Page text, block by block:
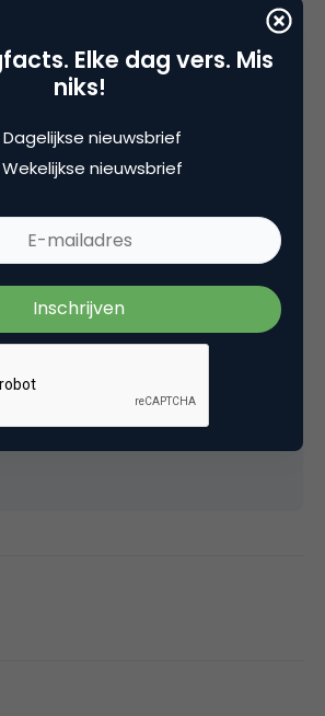
gedreven digital marketeer bij
marketeer
Daarnaast vertel ik
over data-gedreven marketing.
Data-bedreven marketing
Groene Nerds.
Elke dag vers. Mis
niks!
Dagelijkse nieuwsbrief
Wekelijkse nieuwsbrief